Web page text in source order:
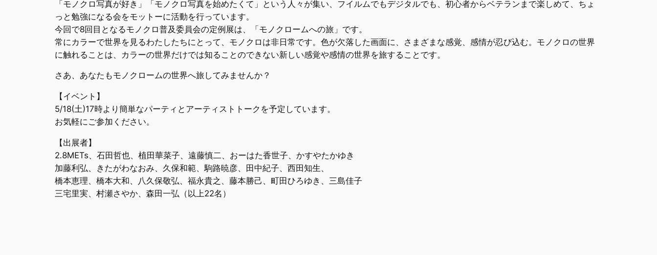
「モノクロ写真が好き」「モノクロ写真を始めたくて」という人々が集い、フイルムでもデジタルでも、初心者からベテランまで楽しめて、ちょ
っと勉強になる会をモットーに活動を行っています。
今回で8回目となるモノクロ普及委員会の定例展は、「モノクロームへの旅」です。
常にカラーで世界を見るわたしたちにとって、モノクロは非日常です。色が欠落した画面に、さまざまな感覚、感情が忍び込む。モノクロの世界
に触れることは、カラーの世界だけでは知ることのできない新しい感覚や感情の世界を旅することです。
さあ、あなたもモノクロームの世界へ旅してみませんか？
【イベント】
5/18(土)17時より簡単なパーティとアーティストトークを予定しています。
お気軽にご参加ください。
【出展者】
2.8METs、石田哲也、植田華菜子、遠藤慎二、おーはた香世子、かすやたかゆき
加藤利弘、きたがわなおみ、久保和範、駒路暁彦、田中紀子、西田知生、
橋本恵理、橋本大和、八久保敬弘、福永貴之、藤本勝己、町田ひろゆき、三島佳子
三宅里実、村瀬さやか、森田一弘（以上22名）